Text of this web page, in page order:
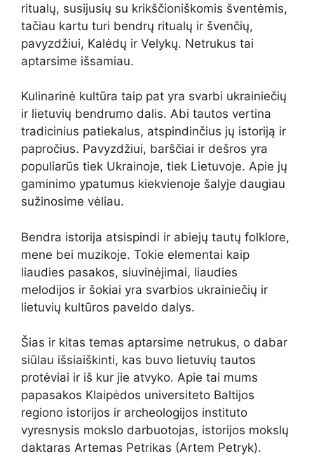
ritualų, susijusių su krikščioniškomis šventėmis,
tačiau kartu turi bendrų ritualų ir švenčių,
pavyzdžiui, Kalėdų ir Velykų. Netrukus tai
aptarsime išsamiau.
Kulinarinė kultūra taip pat yra svarbi ukrainiečių
ir lietuvių bendrumo dalis. Abi tautos vertina
tradicinius patiekalus, atspindinčius jų istoriją ir
papročius. Pavyzdžiui, barščiai ir dešros yra
populiarūs tiek Ukrainoje, tiek Lietuvoje. Apie jų
gaminimo ypatumus kiekvienoje šalyje daugiau
sužinosime vėliau.
Bendra istorija atsispindi ir abiejų tautų folklore,
mene bei muzikoje. Tokie elementai kaip
liaudies pasakos, siuvinėjimai, liaudies
melodijos ir šokiai yra svarbios ukrainiečių ir
lietuvių kultūros paveldo dalys.
Šias ir kitas temas aptarsime netrukus, o dabar
siūlau išsiaiškinti, kas buvo lietuvių tautos
protėviai ir iš kur jie atvyko. Apie tai mums
papasakos Klaipėdos universiteto Baltijos
regiono istorijos ir archeologijos instituto
vyresnysis mokslo darbuotojas, istorijos mokslų
daktaras Artemas Petrikas (Artem Petryk).